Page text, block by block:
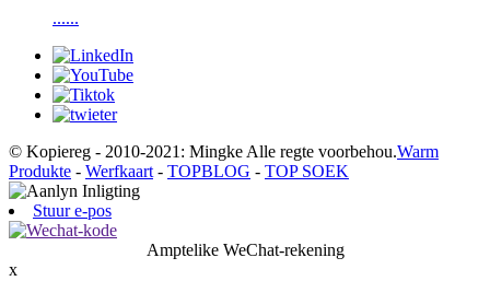
......
© Kopiereg - 2010-2021: Mingke Alle regte voorbehou.Warm
Produkte - Werfkaart - TOPBLOG - TOP SOEK
Stuur e-pos
Amptelike WeChat-rekening
x